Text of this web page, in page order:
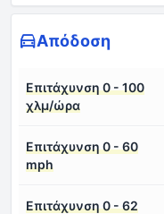
Απόδοση
Επιτάχυνση 0 - 100
χλμ/ώρα
Επιτάχυνση 0 - 60
mph
Επιτάχυνση 0 - 62